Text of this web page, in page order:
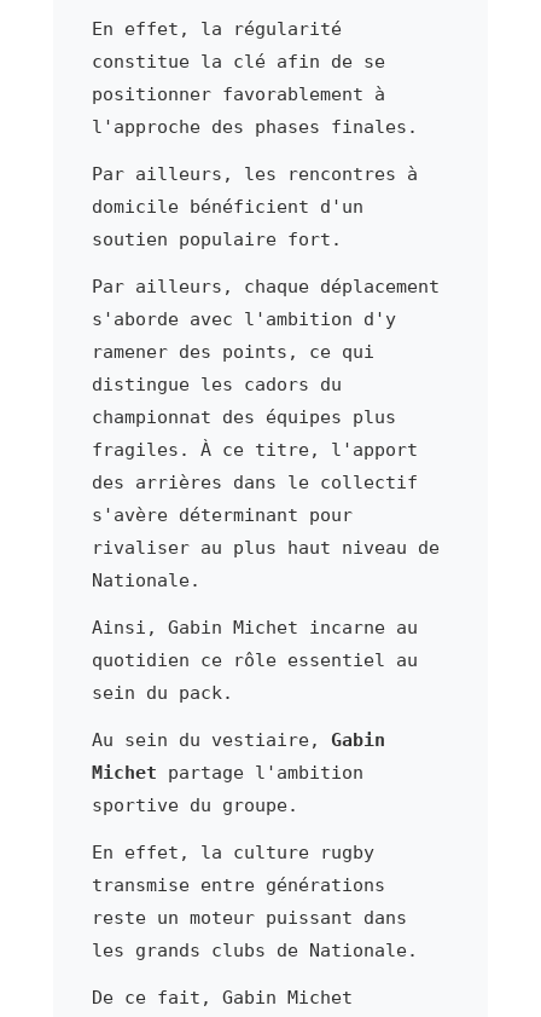
En effet, la régularité
constitue la clé afin de se
positionner favorablement à
l'approche des phases finales.
Par ailleurs, les rencontres à
domicile bénéficient d'un
soutien populaire fort.
Par ailleurs, chaque déplacement
s'aborde avec l'ambition d'y
ramener des points, ce qui
distingue les cadors du
championnat des équipes plus
fragiles. À ce titre, l'apport
des arrières dans le collectif
s'avère déterminant pour
rivaliser au plus haut niveau de
Nationale.
Ainsi, Gabin Michet incarne au
quotidien ce rôle essentiel au
sein du pack.
Au sein du vestiaire, Gabin
Michet partage l'ambition
sportive du groupe.
En effet, la culture rugby
transmise entre générations
reste un moteur puissant dans
les grands clubs de Nationale.
De ce fait, Gabin Michet